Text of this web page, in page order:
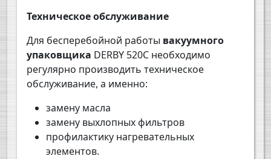
Техническое обслуживание
Для бесперебойной работы вакуумного
упаковщика DERBY 520C необходимо
регулярно производить техническое
обслуживание, а именно:
замену масла
замену выхлопных фильтров
профилактику нагревательных
элементов.